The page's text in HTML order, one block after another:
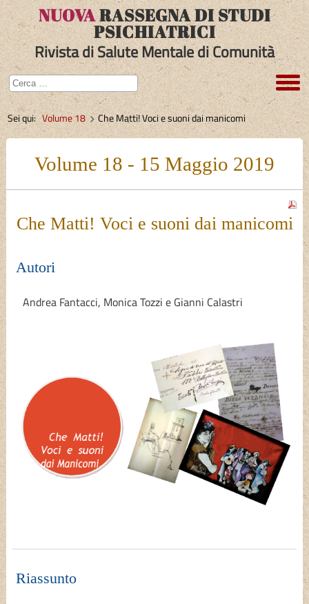
NUOVARASSEGNA DI STUDI
PSICHIATRICI
Rivista di Salute Mentale di Comunità
Sei qui:Volume 18 Che Matti! Voci e suoni dai manicomi
Volume 18 - 15 Maggio 2019
Che Matti! Voci e suoni dai manicomi
Autori
Andrea Fantacci, Monica Tozzi e Gianni Calastri
Riassunto